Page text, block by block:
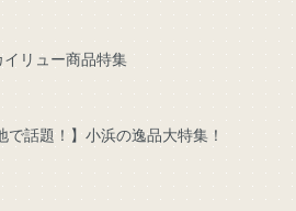
リュー商品特集
話題！】小浜の逸品大特集！